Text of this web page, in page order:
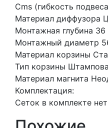
Cms (гибкость
Материал диффузора
Монтажная глубина
Монтажный диаметр
Материал корзины
Тип корзины
Материал магнита
Комплектация:
Сеток в комплекте